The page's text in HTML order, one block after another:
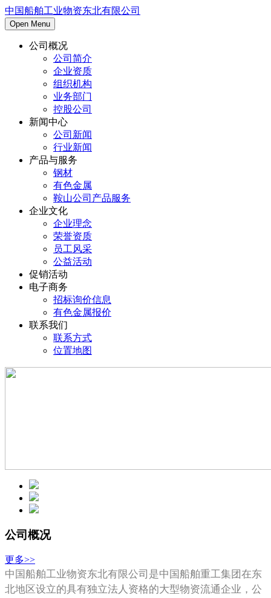
中国船舶工业物资东北有限公司
Open Menu
公司概况
公司简介
企业资质
组织机构
业务部门
控股公司
新闻中心
公司新闻
行业新闻
产品与服务
钢材
有色金属
鞍山公司产品服务
企业文化
企业理念
荣誉资质
员工风采
公益活动
促销活动
电子商务
招标询价信息
有色金属报价
联系我们
联系方式
位置地图
公司概况
更多>>
中国船舶工业物资东北有限公司是中国船舶重工集团在东
北地区设立的具有独立法人资格的大型物资流通企业，公